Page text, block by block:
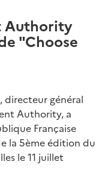
Authority
"Choose
directeur général
Authority, a
Française
la 5ème édition du
le 11 juillet